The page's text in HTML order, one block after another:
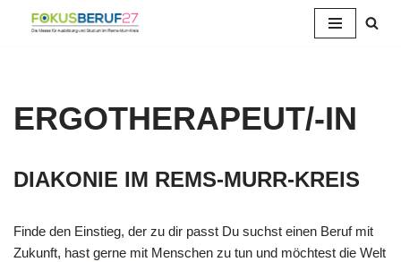
ERGOTHERAPEUT/-IN
DIAKONIE IM REMS-MURR-KREIS
Finde den Einstieg, der zu dir passt Du suchst einen Beruf mit
Zukunft, hast gerne mit Menschen zu tun und möchtest die Welt